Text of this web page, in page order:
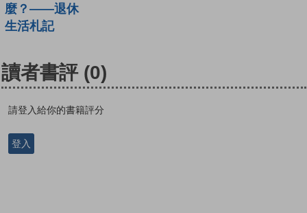
麼？——退休
生活札記
讀者書評 (0)
請登入給你的書籍評分
登入